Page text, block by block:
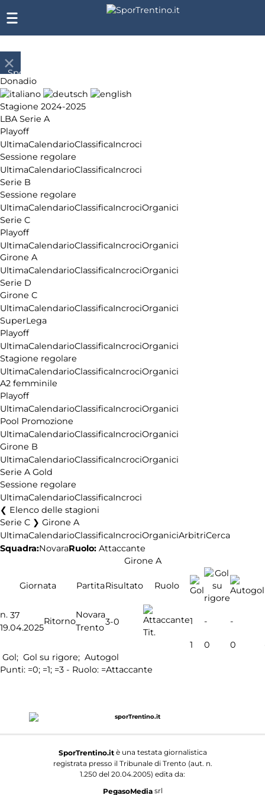
Donadio
Stagione 2024-2025
LBA Serie A
Playoff
UltimaCalendarioClassificaIncroci
Sessione regolare
UltimaCalendarioClassificaIncroci
Serie B
Sessione regolare
UltimaCalendarioClassificaIncrociOrganici
Serie C
Playoff
UltimaCalendarioClassificaIncrociOrganici
Girone A
UltimaCalendarioClassificaIncrociOrganici
Serie D
Girone C
UltimaCalendarioClassificaIncrociOrganici
SuperLega
Playoff
UltimaCalendarioClassificaIncrociOrganici
Stagione regolare
UltimaCalendarioClassificaIncrociOrganici
A2 femminile
Playoff
UltimaCalendarioClassificaIncrociOrganici
Pool Promozione
UltimaCalendarioClassificaIncrociOrganici
Girone B
UltimaCalendarioClassificaIncrociOrganici
Serie A Gold
Sessione regolare
UltimaCalendarioClassificaIncroci
Elenco delle stagioni
Serie C ❯ Girone A
UltimaCalendarioClassificaIncrociOrganiciArbitriCerca
Squadra:NovaraRuolo: Attaccante
Girone A
Giornata PartitaRisultato Ruolo
n. 37
19.04.2025
Ritorno
Novara
Trento
3-0
Tit.
1 - -
1 0 0
Gol; Gol su rigore; Autogol
Punti: =0; =1; =3 - Ruolo: =Attaccante
SporTrentino.itè una testata giornalistica
registrata presso il Tribunale di Trento (aut. n.
1.250 del 20.04.2005) edita da:
PegasoMediasrl
SporTrentino.it
Chi
siamo
Affiliazione
Pubblicità